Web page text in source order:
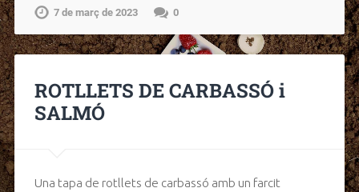
7 de març de 2023 0
ROTLLETS DE CARBASSÓ i
SALMÓ
Una tapa de rotllets de carbassó amb un farcit